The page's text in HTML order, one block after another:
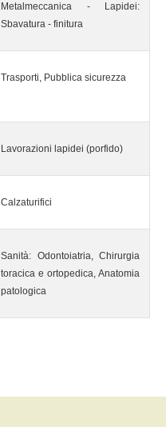
Metalmeccanica - Lapidei:
Sbavatura - finitura
Trasporti, Pubblica sicurezza
Lavorazioni lapidei (porfido)
Calzaturifici
Sanità: Odontoiatria, Chirurgia
toracica e ortopedica, Anatomia
patologica